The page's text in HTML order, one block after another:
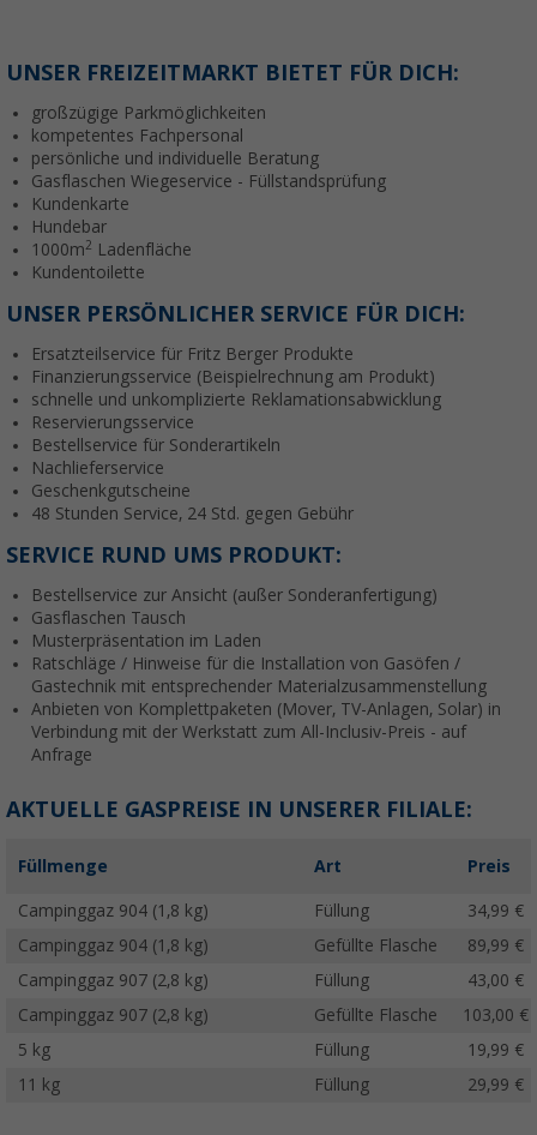
UNSER FREIZEITMARKT BIETET FÜR DICH:
großzügige Parkmöglichkeiten
kompetentes Fachpersonal
persönliche und individuelle Beratung
Gasflaschen Wiegeservice - Füllstandsprüfung
Kundenkarte
Hundebar
1000m2 Ladenfläche
Kundentoilette
UNSER PERSÖNLICHER SERVICE FÜR DICH:
Ersatzteilservice für Fritz Berger Produkte
Finanzierungsservice (Beispielrechnung am Produkt)
schnelle und unkomplizierte Reklamationsabwicklung
Reservierungsservice
Bestellservice für Sonderartikeln
Nachlieferservice
Geschenkgutscheine
48 Stunden Service, 24 Std. gegen Gebühr
SERVICE RUND UMS PRODUKT:
Bestellservice zur Ansicht (außer Sonderanfertigung)
Gasflaschen Tausch
Musterpräsentation im Laden
Ratschläge / Hinweise für die Installation von Gasöfen /
Gastechnik mit entsprechender Materialzusammenstellung
Anbieten von Komplettpaketen (Mover, TV-Anlagen, Solar) in
Verbindung mit der Werkstatt zum All-Inclusiv-Preis - auf
Anfrage
AKTUELLE GASPREISE IN UNSERER FILIALE:
Füllmenge Art Preis
Campinggaz 904 (1,8 kg) Füllung
34,99 €
Campinggaz 904 (1,8 kg)
Gefüllte Flasche
89,99 €
Campinggaz 907 (2,8 kg)
Füllung
43,00 €
Campinggaz 907 (2,8 kg)
Gefüllte Flasche
103,00 €
5 kg
Füllung
19,99 €
11 kg
Füllung 29,99 €